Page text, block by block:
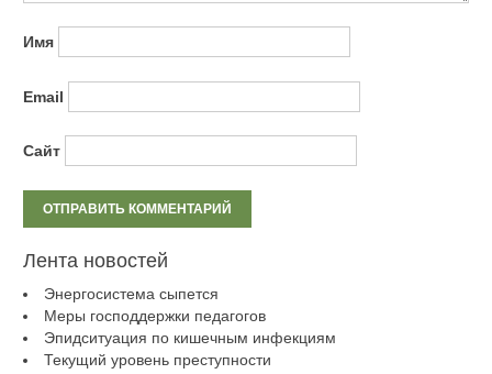
Имя
Email
Сайт
Лента новостей
Энергосистема сыпется
Меры господдержки педагогов
Эпидситуация по кишечным инфекциям
Текущий уровень преступности